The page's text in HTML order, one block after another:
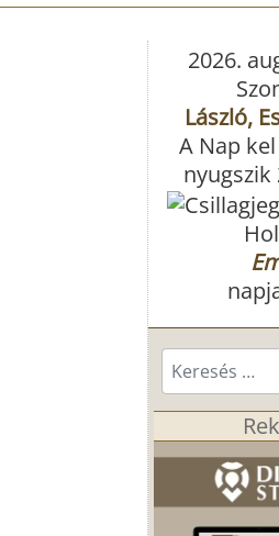
2026.
László,
A Nap
nyugszik
Keresés...